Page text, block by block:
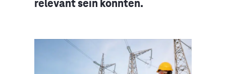
relevant sein könnten.